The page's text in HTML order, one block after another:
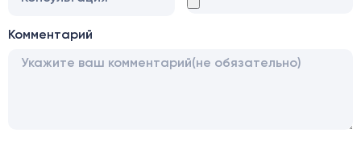
Комментарий